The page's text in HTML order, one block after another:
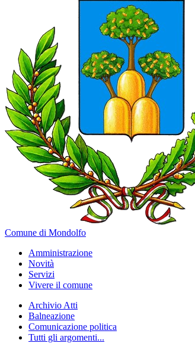
Comune di Mondolfo
Amministrazione
Novità
Servizi
Vivere il comune
Archivio Atti
Balneazione
Comunicazione politica
Tutti gli argomenti...